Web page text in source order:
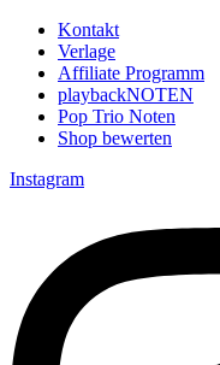
Kontakt
Verlage
Affiliate Programm
playbackNOTEN
Pop Trio Noten
Shop bewerten
Instagram